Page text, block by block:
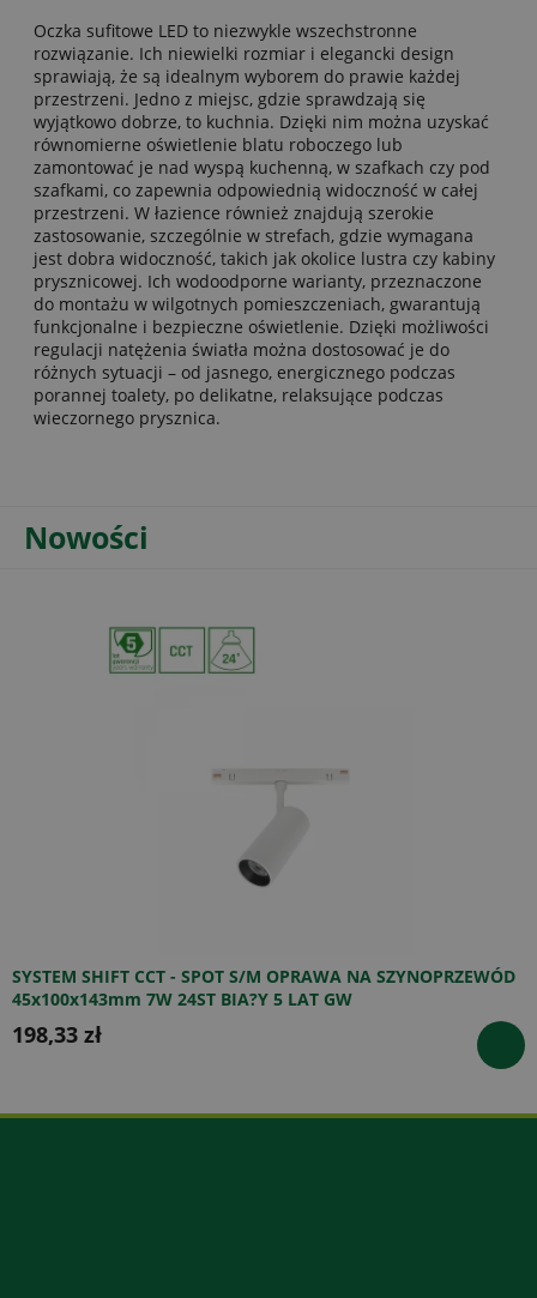
Oczka sufitowe LED to niezwykle wszechstronne
rozwiązanie. Ich niewielki rozmiar i elegancki design
sprawiają, że są idealnym wyborem do prawie każdej
przestrzeni. Jedno z miejsc, gdzie sprawdzają się
wyjątkowo dobrze, to kuchnia. Dzięki nim można uzyskać
równomierne oświetlenie blatu roboczego lub
zamontować je nad wyspą kuchenną, w szafkach czy pod
szafkami, co zapewnia odpowiednią widoczność w całej
przestrzeni. W łazience również znajdują szerokie
zastosowanie, szczególnie w strefach, gdzie wymagana
jest dobra widoczność, takich jak okolice lustra czy kabiny
prysznicowej. Ich wodoodporne warianty, przeznaczone
do montażu w wilgotnych pomieszczeniach, gwarantują
funkcjonalne i bezpieczne oświetlenie. Dzięki możliwości
regulacji natężenia światła można dostosować je do
różnych sytuacji – od jasnego, energicznego podczas
porannej toalety, po delikatne, relaksujące podczas
wieczornego prysznica.
Nowości
SYSTEM SHIFT CCT - SPOT S/M OPRAWA NA SZYNOPRZEWÓD
45x100x143mm 7W 24ST BIA?Y 5 LAT GW
198,33 zł